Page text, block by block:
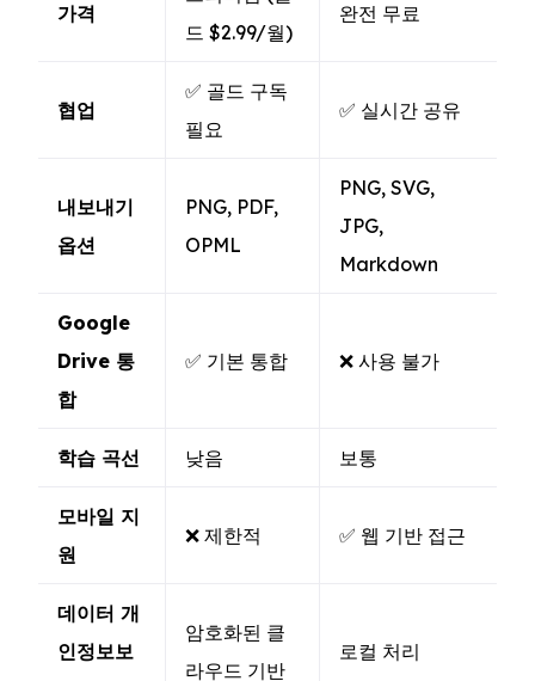
가격
드 $2.99/월)
완전 무료
협업
✅ 골드 구독
필요
✅ 실시간 공유
내보내기
옵션
PNG, PDF,
OPML
PNG, SVG,
JPG,
Markdown
Google
Drive 통
합
✅ 기본 통합 ❌ 사용 불가
학습 곡선 낮음 보통
모바일 지
원
❌ 제한적 ✅ 웹 기반 접근
데이터 개
인정보보
암호화된 클
라우드 기반
로컬 처리